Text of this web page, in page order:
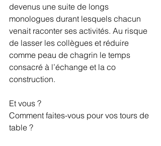
devenus une suite de longs
monologues durant lesquels chacun
venait raconter ses activités. Au risque
de lasser les collègues et réduire
comme peau de chagrin le temps
consacré à l’échange et la co
construction.
Et vous ?
Comment faites-vous pour vos tours de
table ?